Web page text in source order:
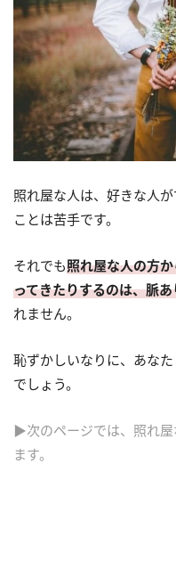
照れ屋な人は、好きな人
ことは苦手です。
それでも照れ屋な人の方
ってきたりするのは、脈
れません。
恥ずかしいなりに、あな
でしょう。
▶次のページでは、照れ
ます。